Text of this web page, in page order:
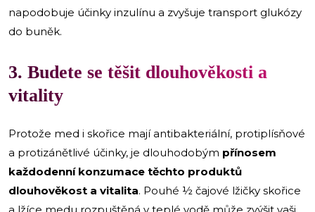
napodobuje účinky inzulínu a zvyšuje transport glukózy
do buněk.
3. Budete se těšit dlouhověkosti a
vitality
Protože med i skořice mají antibakteriální, protiplísňové
a protizánětlivé účinky, je dlouhodobým přínosem
každodenní konzumace těchto produktů
dlouhověkost a vitalita. Pouhé ½ čajové lžičky skořice
a lžíce medu rozpuštěná v teplé vodě může zvýšit vaši